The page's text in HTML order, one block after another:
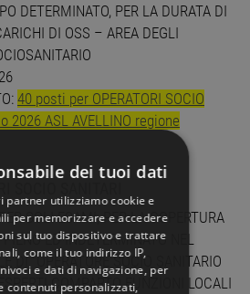
DETERMINATO, PER LA DURATA DI
DI OSS – AREA DEGLI
40 posti per OPERATORI SOCIO
2026 ASL AVELLINO regione
SOCIO SANITARI
SOLI ESAMI, PER LA COPERTURA
ED INDETERMINATO NEL
DI “OPERATORE SOCIO SANITARIO
COMPARTO FUNZIONI LOCALI
dei tuoi dati
partner utilizziamo cookie e
per memorizzare e accedere
sul tuo dispositivo e trattare
come il tuo indirizzo IP,
e dati di navigazione, per
contenuti personalizzati,